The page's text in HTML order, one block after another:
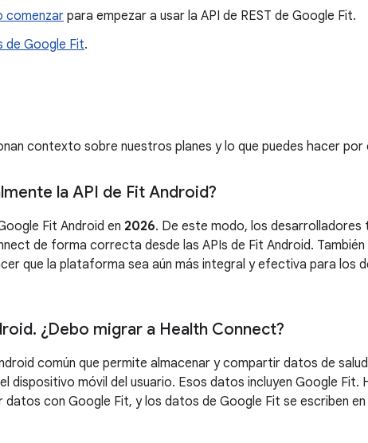
comenzar para empezar a usar la API de REST de Google Fit.
de Google Fit.
contexto sobre nuestros planes y lo que puedes hacer por
la API de Fit Android?
Fit Android en 2026. De este modo, los desarrolladores
de forma correcta desde las APIs de Fit Android.
que la plataforma sea aún más integral y efectiva para los
. ¿Debo migrar a Health Connect?
común que permite almacenar y compartir datos de
dispositivo móvil del usuario. Esos datos incluyen Google Fit.
con Google Fit, y los datos de Google Fit se escriben